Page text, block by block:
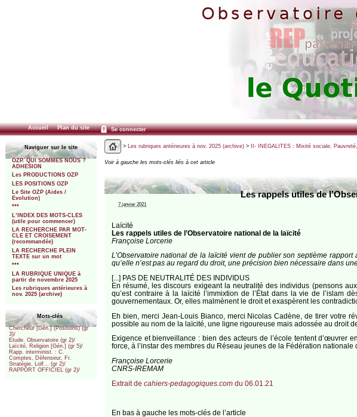
Accueil Plan du site Se connecter
Naviguer sur le site
OZP. QUI SOMMES NOUS ?
ADHESION
Les PRODUCTIONS OZP
LES POSITIONS OZP
Le Site OZP (Aides /
Evolution)
***
L’INDEX DES MOTS-CLES
(utile pour commencer)
LA RECHERCHE PAR MOT-
CLE ET CROISEMENT
(recommandée)
LA RECHERCHE PLEIN
TEXTE sur un mot
***
LA RUBRIQUE UNIQUE à
partir de novembre 2025
Les rubriques antérieures à
nov. 2025 (archive)
Mots-clés
Chercheur [Gén.] (Positions) (gr
3)/
Etude. Observatoire (gr 2)/
Laïcité, Religion [Gén.] (gr 5)/
Rapp. interminist. : C.
Comptes, Défenseur, Fr.
Stratégie, Lolf... (gr 2)/
RAPPORT OFFICIEL (gr 2)/
> Les rubriques antérieures à nov. 2025 (archive)> II- INEGALITES : Mixité sociale,
Voir à gauche les mots-clés liés à cet article
Les rappels utiles de
7 janvier 2021
Laïcité
Les rappels utiles de l’Observatoire national de la laïcité
Françoise Lorcerie
L’Observatoire national de la laïcité vient de publier son septième
qu’elle n’est pas au regard du droit, une précision bien nécessaire dans
[...] PAS DE NEUTRALITÉ DES INDIVIDUS
En résumé, les discours exigeant la neutralité des individus (pensons
qu’est contraire à la laïcité l’immixtion de l’État dans la vie de l’islam
gouvernementaux. Or, elles malmènent le droit et exaspèrent les
Eh bien, merci Jean-Louis Bianco, merci Nicolas Cadène, de tirer votre
possible au nom de la laïcité, une ligne rigoureuse mais adossée au droit
Exigence et bienveillance : bien des acteurs de l’école tentent d’œuvrer
force, à l’instar des membres du Réseau jeunes de la Fédération
Françoise Lorcerie
CNRS-IREMAM
Extrait de cahiers-pedagogiques.comdu 06.01.21
En bas à gauche les mots-clés de l’article